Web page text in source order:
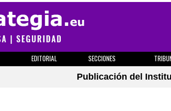
EDITORIAL SECCIONES
Publicación del